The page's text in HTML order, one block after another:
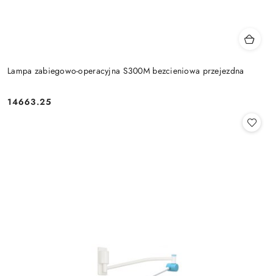
Lampa zabiegowo-operacyjna S300M bezcieniowa przejezdna
Cena:
14663.25